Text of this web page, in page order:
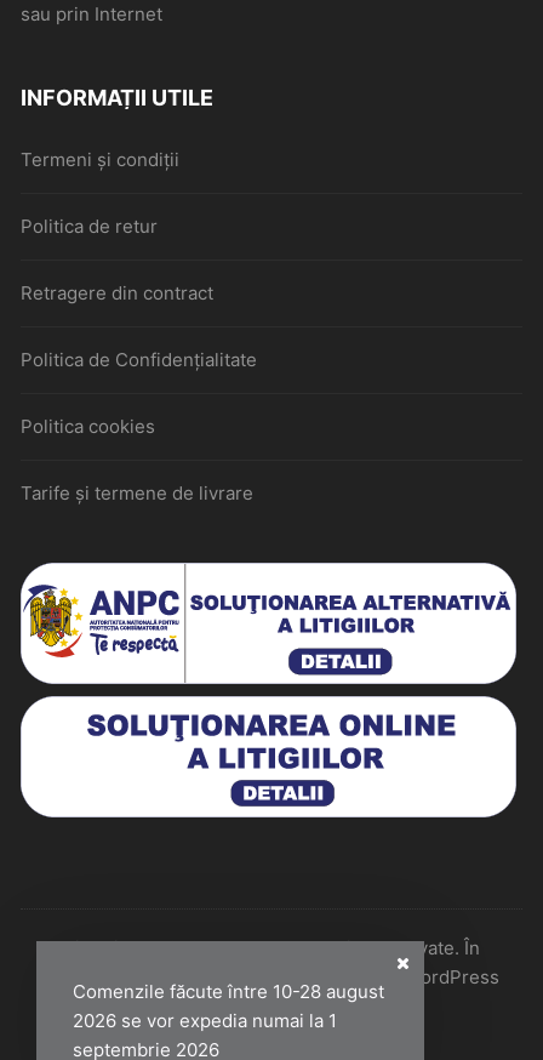
Comenzile făcute între 10-28 august
2026 se vor expedia numai la 1
septembrie 2026
sau prin Internet
INFORMAȚII UTILE
Termeni și condiții
Politica de retur
Retragere din contract
Politica de Confidențialitate
Politica cookies
Tarife și termene de livrare
Historiarum 2026 - Toate drepturile rezervate. În
colaborare cu Perfect Pixel & Mentenanță WordPress